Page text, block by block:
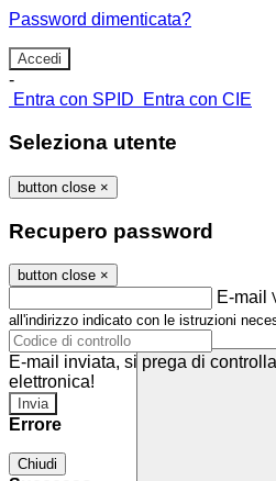
Password dimenticata?
-
Entra con SPID
Entra con CIE
Seleziona utente
button close ×
Recupero password
button close ×
E-mail
all'indirizzo indicato con le istruzioni
E-mail inviata, si prega di
elettronica!
Errore
Chiudi